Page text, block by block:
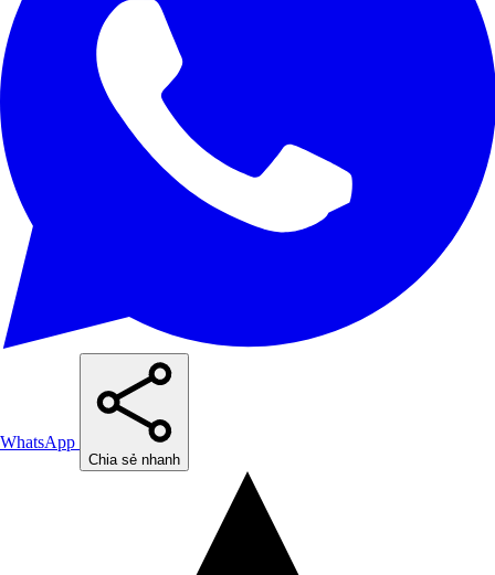
WhatsApp
Chia sẻ nhanh